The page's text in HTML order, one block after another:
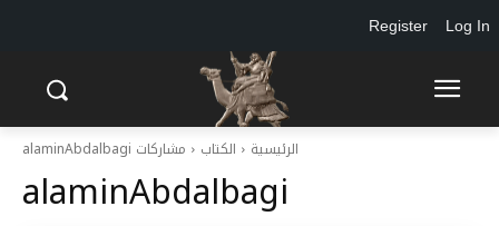
الرئيسية الكتاب مشاركات alaminAbdalbagi
alaminAbdalbagi
Log In
Register